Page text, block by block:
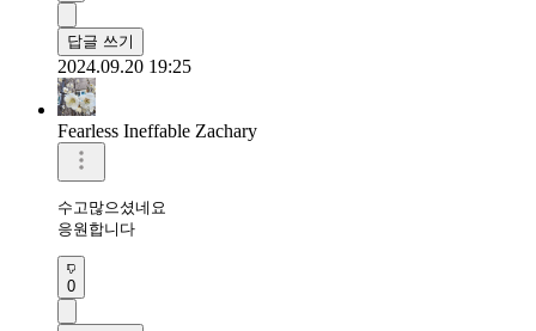
답글 쓰기
2024.09.20 19:25
Fearless Ineffable Zachary
수고많으셨네요
응원합니다
0